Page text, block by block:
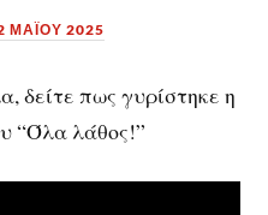
ΜΑΪ́ΟΥ 2025
δείτε πως γυρίστηκε η
“Όλα λάθος!”